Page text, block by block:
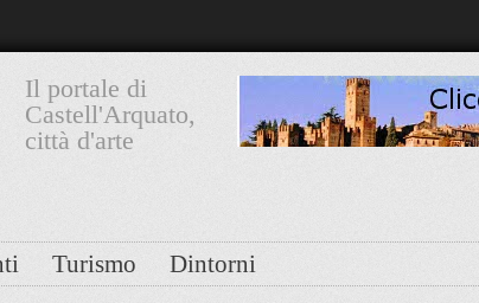
Il portale di
Castell'Arquato,
città d'arte
Turismo Dintorni